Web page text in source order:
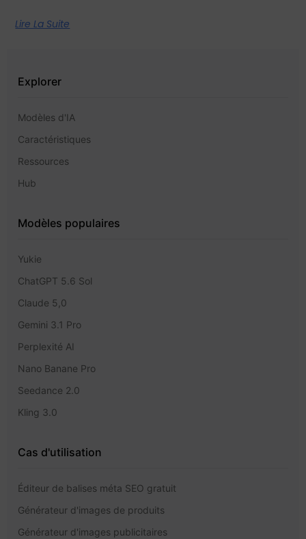
Lire La Suite
Explorer
Modèles d'IA
Caractéristiques
Ressources
Hub
Modèles populaires
Yukie
ChatGPT 5.6 Sol
Claude 5,0
Gemini 3.1 Pro
Perplexité AI
Nano Banane Pro
Seedance 2.0
Kling 3.0
Cas d'utilisation
Éditeur de balises méta SEO gratuit
Générateur d'images de produits
Générateur d'images publicitaires